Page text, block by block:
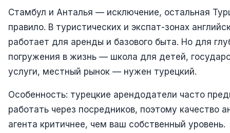
Стамбул и Анталья — исключение, остальная
правило. В туристических и экспат-зонах
работает для аренды и базового быта. Но для
погружения в жизнь — школа для детей,
услуги, местный рынок — нужен турецкий.
Особенность: турецкие арендодатели часто
работать через посредников, поэтому качество
агента критичнее, чем ваш собственный уровень.